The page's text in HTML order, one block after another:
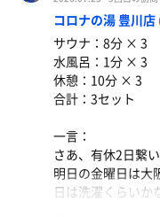
ネギ七味お酢ラー
キのネギプラス
お
ん、shiny⚡️さん
受付に見えたしば
した。ひとりで盛
合いいただきあり
しばらく腹を落ち
りと。
腹が落ち着いたら
２バッチ目は高
の大阪はアツい(
汁ダクでぐったり
で、サウナ室へ。
ここも湿度はそれ
しかし、さっきな
を堪能した後な
ました😊
ここ、いいなと
いわゆる皮膚に泡
間ありあり。
ならとりあえず布
場🅿️にとうちゃこ
あ、これってまだ
しかし、大阪は朝
体感はそこまでじ
で、時間になった
に100えーん課金
コロナの湯 豊川
サウナ：8分 × 3
水風呂：1分 × 3
休憩：10分 × 3
合計：3セット
一言：
さあ、有休2日繋
明日の金曜日は大
日は洗濯くらいか